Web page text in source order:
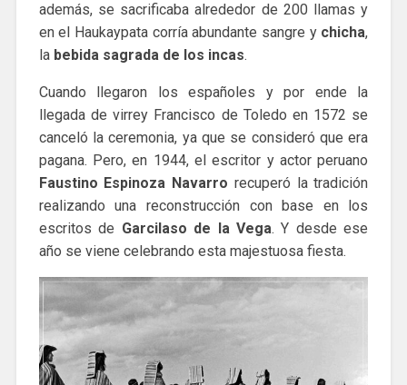
además, se sacrificaba alrededor de 200 llamas y
en el Haukaypata corría abundante sangre y chicha,
la bebida sagrada de los incas.
Cuando llegaron los españoles y por ende la
llegada de virrey Francisco de Toledo en 1572 se
canceló la ceremonia, ya que se consideró que era
pagana. Pero, en 1944, el escritor y actor peruano
Faustino Espinoza Navarro recuperó la tradición
realizando una reconstrucción con base en los
escritos de Garcilaso de la Vega. Y desde ese
año se viene celebrando esta majestuosa fiesta.